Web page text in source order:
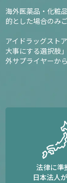
海外医薬品・化粧
的とした場合のみ
アイドラッグスト
大事にする選択肢
外サプライヤーか
法律に準
日本法人